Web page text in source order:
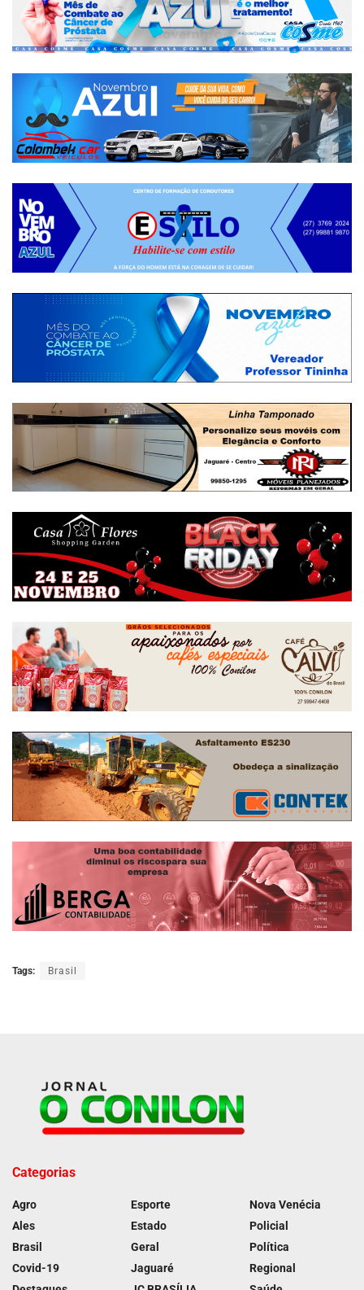
Tags: Brasil
Categorias
Agro
Ales
Brasil
Covid-19
Esporte
Estado
Geral
Jaguaré
Nova Venécia
Policial
Política
Regional